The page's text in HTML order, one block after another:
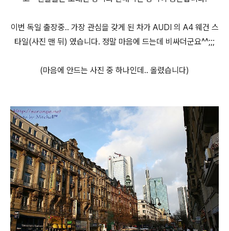
이번 독일 출장중.. 가장 관심을 갖게 된 차가 AUDI 의 A4 웨건 스
타일(사진 맨 뒤) 였습니다. 정말 마음에 드는데 비싸더군요^^;;;
(마음에 안드는 사진 중 하나인데.. 올렸습니다)